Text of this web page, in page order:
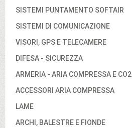
SISTEMI PUNTAMENTO SOFTAIR
SISTEMI DI COMUNICAZIONE
VISORI, GPS E TELECAMERE
DIFESA - SICUREZZA
ARMERIA - ARIA COMPRESSA E CO2
ACCESSORI ARIA COMPRESSA
LAME
ARCHI, BALESTRE E FIONDE